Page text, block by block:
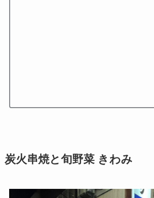
炭火串焼と旬野菜 きわみ